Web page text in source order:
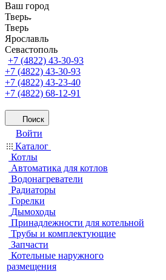
Ваш город
Тверь
Тверь
Ярославль
Севастополь
+7 (4822) 43-30-93
+7 (4822) 43-30-93
+7 (4822) 43-23-40
+7 (4822) 68-12-91
Поиск
Войти
Каталог
Котлы
Автоматика для котлов
Водонагреватели
Радиаторы
Горелки
Дымоходы
Принадлежности для котельной
Трубы и комплектующие
Запчасти
Котельные наружного
размещения